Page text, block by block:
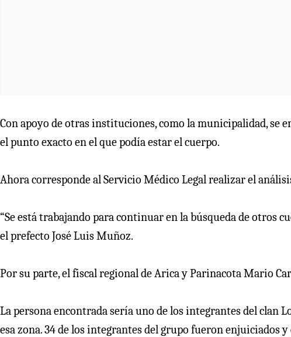
Con apoyo de otras instituciones, como la municipalidad, se
el punto exacto en el que podía estar el cuerpo.
Ahora corresponde al Servicio Médico Legal realizar el
“Se está trabajando para continuar en la búsqueda de otros
el prefecto José Luis Muñoz.
Por su parte, el fiscal regional de Arica y Parinacota Mario
La persona encontrada sería uno de los integrantes del clan
esa zona. 34 de los integrantes del grupo fueron enjuiciados